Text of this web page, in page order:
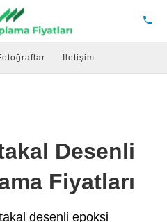
İletişim
Desenli
Fiyatları
desenli epoksi